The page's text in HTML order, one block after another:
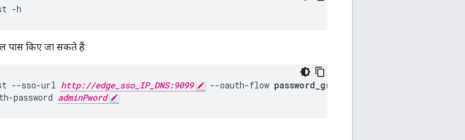
-h
पास किए जा सकते हैं:
--sso-url http://edge_sso_IP_DNS:9099 --oauth-flow password_grant
password adminPword